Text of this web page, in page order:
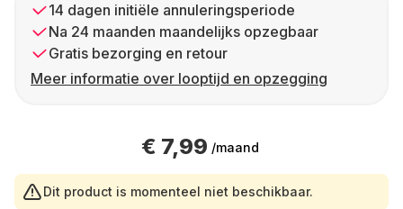
14 dagen initiële annuleringsperiode
Na 24 maanden maandelijks opzegbaar
Gratis bezorging en retour
Meer informatie over looptijd en opzegging
€ 7,99 /maand
Dit product is momenteel niet beschikbaar.